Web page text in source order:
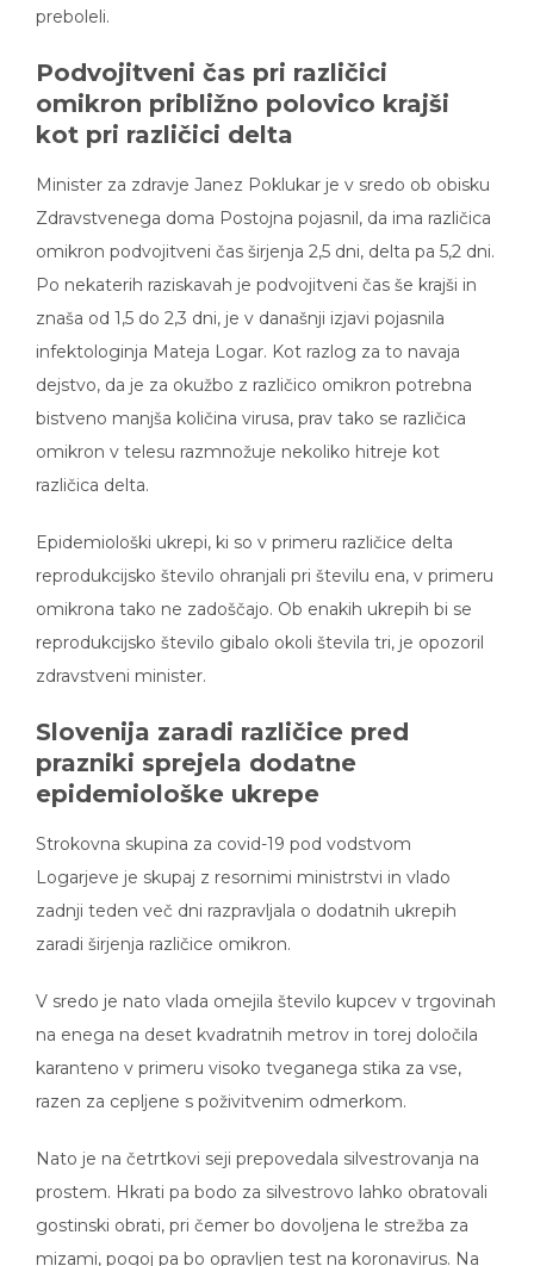
preboleli.
Podvojitveni čas pri različici
omikron približno polovico krajši
kot pri različici delta
Minister za zdravje Janez Poklukar je v sredo ob obisku
Zdravstvenega doma Postojna pojasnil, da ima različica
omikron podvojitveni čas širjenja 2,5 dni, delta pa 5,2 dni.
Po nekaterih raziskavah je podvojitveni čas še krajši in
znaša od 1,5 do 2,3 dni, je v današnji izjavi pojasnila
infektologinja Mateja Logar. Kot razlog za to navaja
dejstvo, da je za okužbo z različico omikron potrebna
bistveno manjša količina virusa, prav tako se različica
omikron v telesu razmnožuje nekoliko hitreje kot
različica delta.
Epidemiološki ukrepi, ki so v primeru različice delta
reprodukcijsko število ohranjali pri številu ena, v primeru
omikrona tako ne zadoščajo. Ob enakih ukrepih bi se
reprodukcijsko število gibalo okoli števila tri, je opozoril
zdravstveni minister.
Slovenija zaradi različice pred
prazniki sprejela dodatne
epidemiološke ukrepe
Strokovna skupina za covid-19 pod vodstvom
Logarjeve je skupaj z resornimi ministrstvi in vlado
zadnji teden več dni razpravljala o dodatnih ukrepih
zaradi širjenja različice omikron.
V sredo je nato vlada omejila število kupcev v trgovinah
na enega na deset kvadratnih metrov in torej določila
karanteno v primeru visoko tveganega stika za vse,
razen za cepljene s poživitvenim odmerkom.
Nato je na četrtkovi seji prepovedala silvestrovanja na
prostem. Hkrati pa bodo za silvestrovo lahko obratovali
gostinski obrati, pri čemer bo dovoljena le strežba za
mizami, pogoj pa bo opravljen test na koronavirus. Na